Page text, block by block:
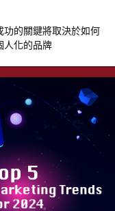
功的關鍵將取決於如何
人化的品牌